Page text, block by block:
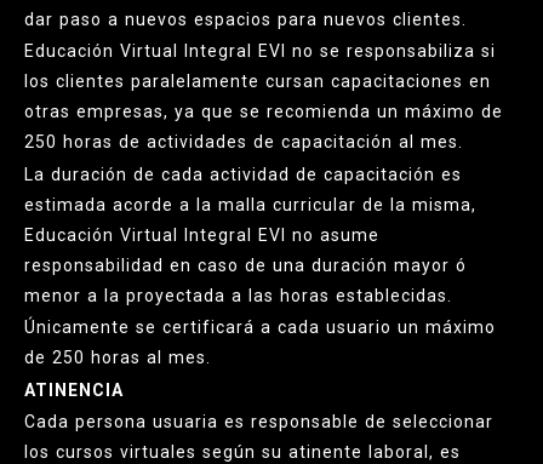
dar paso a nuevos espacios para nuevos clientes.
Educación Virtual Integral EVI no se responsabiliza si
los clientes paralelamente cursan capacitaciones en
otras empresas, ya que se recomienda un máximo de
250 horas de actividades de capacitación al mes.
La duración de cada actividad de capacitación es
estimada acorde a la malla curricular de la misma,
Educación Virtual Integral EVI no asume
responsabilidad en caso de una duración mayor ó
menor a la proyectada a las horas establecidas.
Únicamente se certificará a cada usuario un máximo
de 250 horas al mes.
ATINENCIA
Cada persona usuaria es responsable de seleccionar
los cursos virtuales según su atinente laboral, es